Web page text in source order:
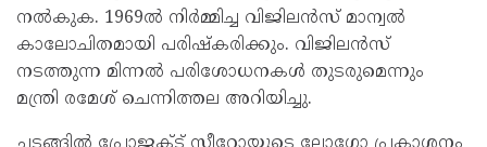
നൽകുക. 1969ൽ നിർമ്മിച്ച വിജിലൻസ്‌ മാന്വൽ
കാലോചിതമായി പരിഷ്‌കരിക്കും. വിജിലൻസ്‌
നടത്തുന്ന മിന്നൽ പരിശോധനകൾ തുടരുമെന്നും
മന്ത്രി രമേശ്‌ ചെന്നിത്തല അറിയിച്ചു.